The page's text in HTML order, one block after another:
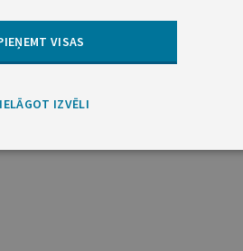
VISAS
IZVĒLI